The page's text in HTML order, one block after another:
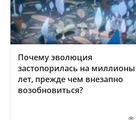
Почему эволюция
застопорилась на миллионы
лет, прежде чем внезапно
возобновиться?